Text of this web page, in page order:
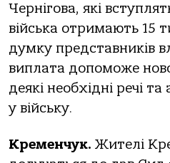
Чернігова, які
війська отримають 15
думку представників
виплата допоможе
деякі необхідні речі
у війську.
Кременчук. Жителі